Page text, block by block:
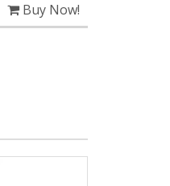
Buy Now!